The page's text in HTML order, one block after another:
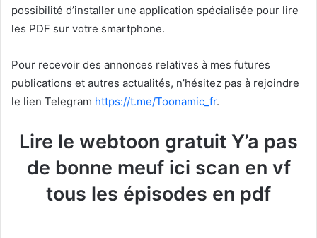
possibilité d’installer une application spécialisée pour lire
les PDF sur votre smartphone.
Pour recevoir des annonces relatives à mes futures
publications et autres actualités, n’hésitez pas à rejoindre
le lien Telegram https://t.me/Toonamic_fr.
Lire le webtoon gratuit Y’a pas
de bonne meuf ici scan en vf
tous les épisodes en pdf